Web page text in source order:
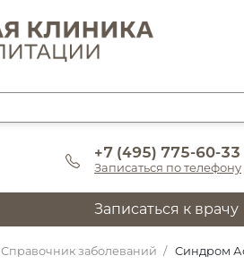
+7 (495) 775-60-33
Записаться по телефону
Записаться к врачу
Справочник заболеваний Синдром